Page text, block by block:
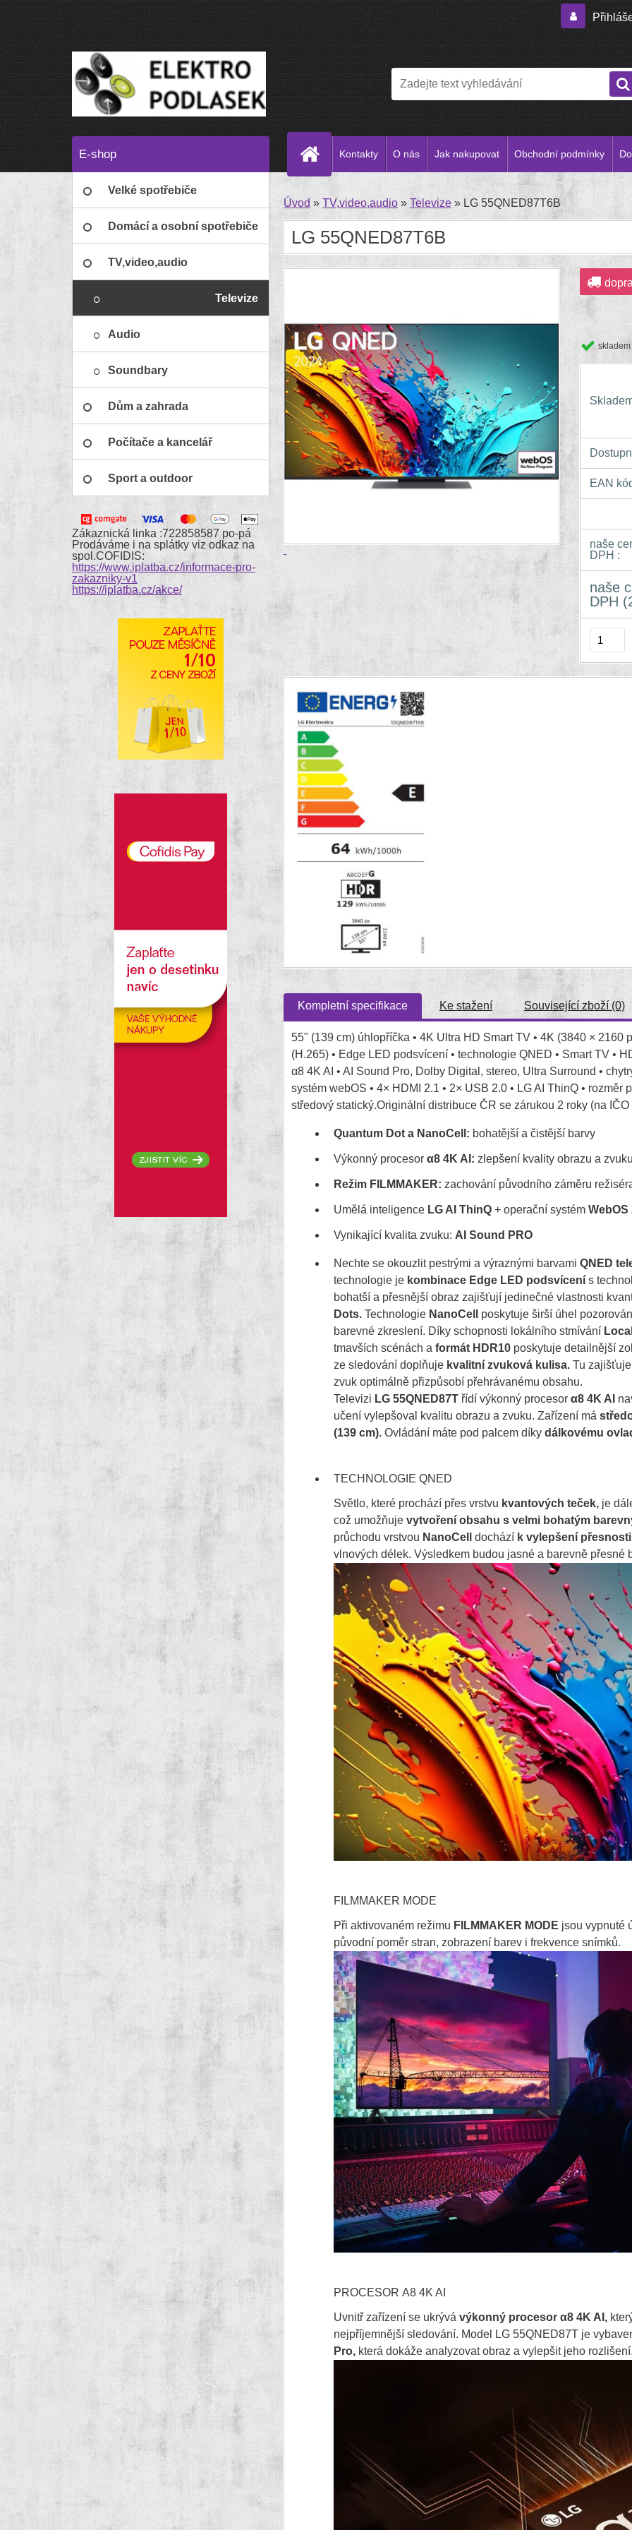
Kontakty O nás Jak nakupovat Obchodní podmínky
E-shop
Velké spotřebiče
Domácí a osobní spotřebiče
TV,video,audio
Televize
Audio
Soundbary
Dům a zahrada
Počítače a kancelář
Sport a outdoor
Zákaznická linka :722858587 po-pá
Prodáváme i na splátky viz odkaz na
spol.COFIDIS:
https://www.iplatba.cz/informace-pro-
zakazniky-v1
https://iplatba.cz/akce/
Úvod » TV,video,audio » Televize » LG 55QNED87T6B
LG 55QNED87T6B
skladem
EAN
naše
DPH :
naše
DPH
Kompletní specifikace Ke stažení Související zboží (0)
55" (139 cm) úhlopříčka • 4K Ultra HD Smart TV • 4K (3840 ×
(H.265) • Edge LED podsvícení • technologie QNED • Smart TV •
α8 4K AI • AI Sound Pro, Dolby Digital, stereo, Ultra Surround •
systém webOS • 4× HDMI 2.1 • 2× USB 2.0 • LG AI ThinQ •
středový statický.Originální distribuce ČR se zárukou 2 roky (na IČO
Quantum Dot a NanoCell: bohatější a čistější barvy
Výkonný procesor α8 4K AI: zlepšení kvality obrazu a
Režim FILMMAKER: zachování původního záměru
Umělá inteligence LG AI ThinQ + operační systém WebOS
Vynikající kvalita zvuku: AI Sound PRO
Nechte se okouzlit pestrými a výraznými barvami QNED
technologie je kombinace Edge LED podsvícení s
bohatší a přesnější obraz zajišťují jedinečné vlastnosti
Dots. Technologie NanoCell
poskytuje širší úhel
barevné zkreslení. Díky schopnosti lokálního stmívání
tmavších scénách a formát HDR10 poskytuje detailnější
ze sledování doplňuje kvalitní zvuková kulisa. Tu
zvuk optimálně přizpůsobí přehrávanému obsahu.
Televizi LG 55QNED87T řídí výkonný procesor α8 4K AI
učení vylepšoval kvalitu obrazu a zvuku. Zařízení má
(139 cm). Ovládání máte pod palcem díky dálkovému
TECHNOLOGIE QNED
Světlo, které prochází přes vrstvu kvantových teček, je
což umožňuje vytvoření obsahu s velmi bohatým
průchodu vrstvou NanoCell dochází k vylepšení
vlnových délek. Výsledkem budou jasné a barevně přesné
FILMMAKER MODE
Při aktivovaném režimu FILMMAKER MODE jsou vypnuté
původní poměr stran, zobrazení barev i frekvence snímků.
PROCESOR Α8 4K AI
Uvnitř zařízení se ukrývá výkonný procesor α8 4K AI,
nejpříjemnější sledování. Model LG 55QNED87T je
Pro, která dokáže analyzovat obraz a vylepšit jeho